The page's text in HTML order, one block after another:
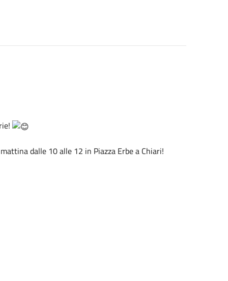
dalle 10 alle 12 in Piazza Erbe a Chiari!